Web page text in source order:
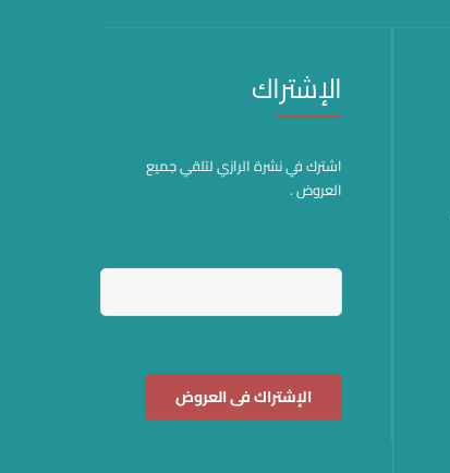
الإشتراك
اشترك في نشرة الرازي لتلقي جميع
العروض .